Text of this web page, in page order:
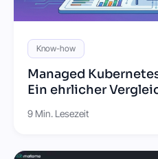
Know-how
Managed
Ein ehrlicher
9 Min. Lesezeit